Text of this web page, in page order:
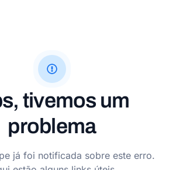
tivemos um
problema
já foi notificada sobre este erro.